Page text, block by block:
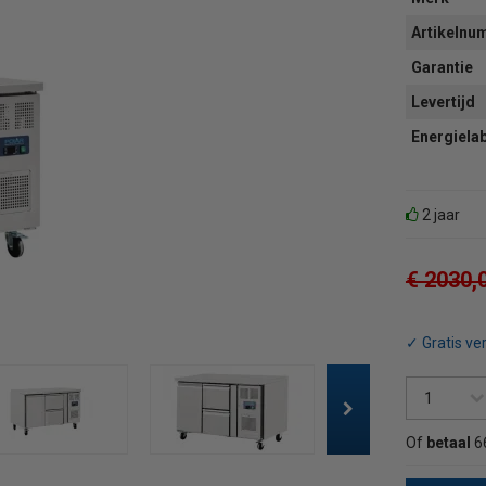
Garantie
Levertijd
2 jaar
€
✓ Gratis
Of betaal